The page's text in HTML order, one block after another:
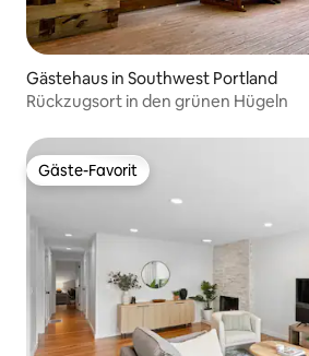
Gästehaus in Southwest Portland
Rückzugsort in den grünen Hügeln
Gäste-Favorit
Gäste-Favorit